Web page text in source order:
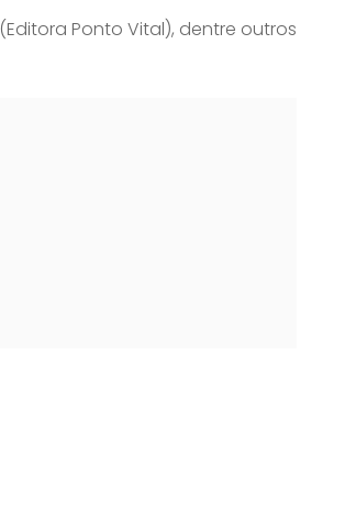
(Editora Ponto Vital), dentre outros